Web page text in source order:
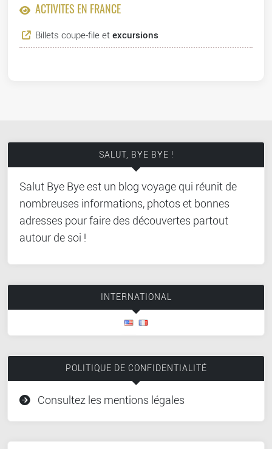
ACTIVITÉS EN FRANCE
Billets coupe-file etexcursions
SALUT, BYE BYE !
Salut Bye Bye est un blog voyage qui réunit de
nombreuses informations, photos et bonnes
adresses pour faire des découvertes partout
autour de soi !
INTERNATIONAL
POLITIQUE DE CONFIDENTIALITÉ
Consultez les mentions légales